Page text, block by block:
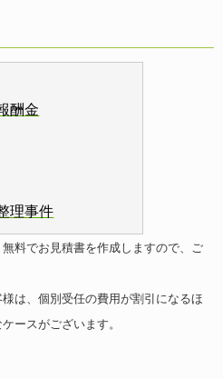
酬金
理事件
料でお見積書を作成しますので、ご
は、個別受任の費用が割引になるほ
ースがございます。